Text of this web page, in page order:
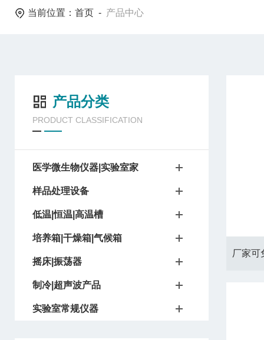
当前位置： 首页 - 产品中心
产品分类
PRODUCT CLASSIFICATION
医学微生物仪器|实验室家
样品处理设备
低温|恒温|高温槽
培养箱|干燥箱|气候箱
摇床|振荡器
制冷|超声波产品
实验室常规仪器